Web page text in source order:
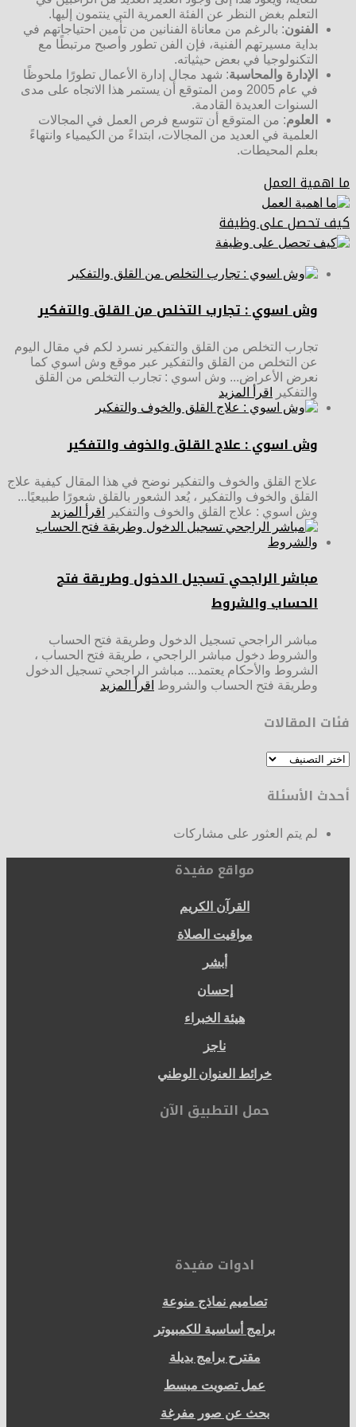
التعلم بغض النظر عن الفئة العمرية التي ينتمون إليها.
الفنون: بالرغم من معاناة الفنانين من تأمين احتياجاتهم في
بداية مسيرتهم الفنية، فإن الفن تطور وأصبح مرتبطًا مع
التكنولوجيا في بعض حيثياته.
الإدارة والمحاسبة: شهد مجال إدارة الأعمال تطورًا ملحوظًا
في عام 2005 ومن المتوقع أن يستمر هذا الاتجاه على مدى
السنوات العديدة القادمة.
العلوم: من المتوقع أن تتوسع فرص العمل في المجالات
العلمية في العديد من المجالات، ابتداءً من الكيمياء وانتهاءً
بعلم المحيطات.
ما اهمية العمل
كيف تحصل على وظيفة
وش اسوي : تجارب التخلص من القلق والتفكير
تجارب التخلص من القلق والتفكير نسرد لكم في مقال اليوم
عن التخلص من القلق والتفكير عبر موقع وش اسوي كما
نعرض الأعراض... وش اسوي : تجارب التخلص من القلق
والتفكير
اقرأ المزيد
وش اسوي : علاج القلق والخوف والتفكير
علاج القلق والخوف والتفكير نوضح في هذا المقال كيفية علاج
القلق والخوف والتفكير ، يُعد الشعور بالقلق شعورًا طبيعيًا...
وش اسوي : علاج القلق والخوف والتفكير
اقرأ المزيد
مباشر الراجحي تسجيل الدخول وطريقة فتح
الحساب والشروط
مباشر الراجحي تسجيل الدخول وطريقة فتح الحساب
والشروط دخول مباشر الراجحي ، طريقة فتح الحساب ،
الشروط والأحكام يعتمد... مباشر الراجحي تسجيل الدخول
وطريقة فتح الحساب والشروط اقرأ المزيد
فئات المقالات
فئات
أحدث الأسئلة
لم يتم العثور على مشاركات
مواقع مفيدة
القرآن الكريم
مواقيت الصلاة
أبشر
إحسان
هيئة الخبراء
ناجز
خرائط العنوان الوطني
حمل التطبيق الآن
ادوات مفيدة
تصاميم نماذج منوعة
برامج أساسية للكمبيوتر
مقترح برامج بديلة
عمل تصويت مبسط
بحث عن صور مفرغة